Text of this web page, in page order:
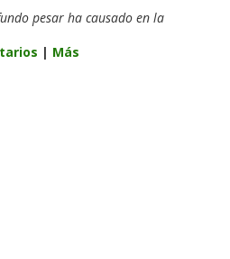
pesar ha causado en la
| Más